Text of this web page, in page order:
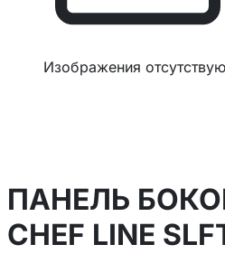
Изображения
ПАНЕЛЬ
CHEF LINE